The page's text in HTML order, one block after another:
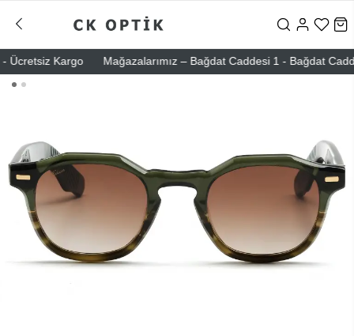
Kargo Mağazalarımız – Bağdat Caddesi 1 - Bağdat